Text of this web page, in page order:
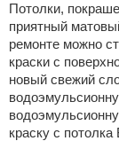
Потолки,
приятный
ремонте можно
краски с
новый свежий
краску с